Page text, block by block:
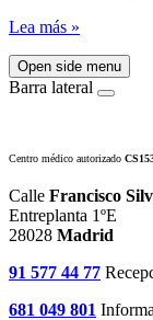
Lea más »
Open side menu
Barra lateral
Centro médico autorizado
Calle Francisco
Entreplanta 1ºE
28028 Madrid
91 577 44 77
681 049 801